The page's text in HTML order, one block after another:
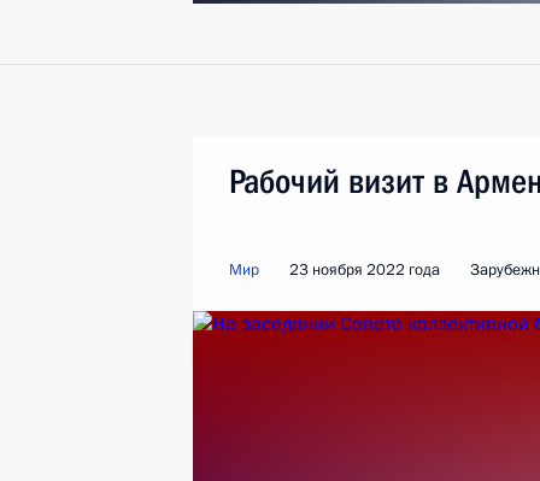
Рабочий визит в
Мир 23 ноября 2022 года